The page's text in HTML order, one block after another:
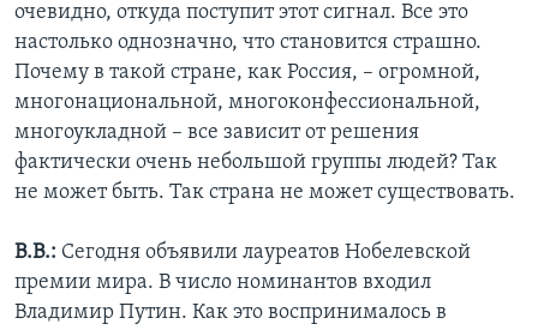
очевидно, откуда поступит этот сигнал. Все это
настолько однозначно, что становится страшно.
Почему в такой стране, как Россия, – огромной,
многонациональной, многоконфессиональной,
многоукладной – все зависит от решения
фактически очень небольшой группы людей? Так
не может быть. Так страна не может существовать.
В.В.: Сегодня объявили лауреатов Нобелевской
премии мира. В число номинантов входил
Владимир Путин. Как это воспринималось в